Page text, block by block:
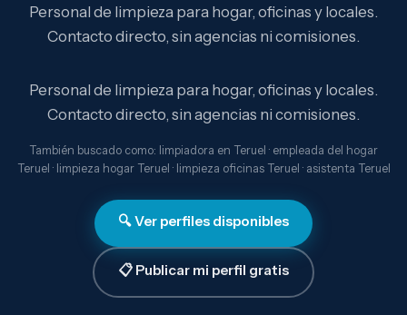
Personal de limpieza para hogar, oficinas y locales.
Contacto directo, sin agencias ni comisiones.
Personal de limpieza para hogar, oficinas y locales.
Contacto directo, sin agencias ni comisiones.
También buscado como: limpiadora en Teruel · empleada del hogar
Teruel · limpieza hogar Teruel · limpieza oficinas Teruel · asistenta Teruel
🔍 Ver perfiles disponibles
📋 Publicar mi perfil gratis